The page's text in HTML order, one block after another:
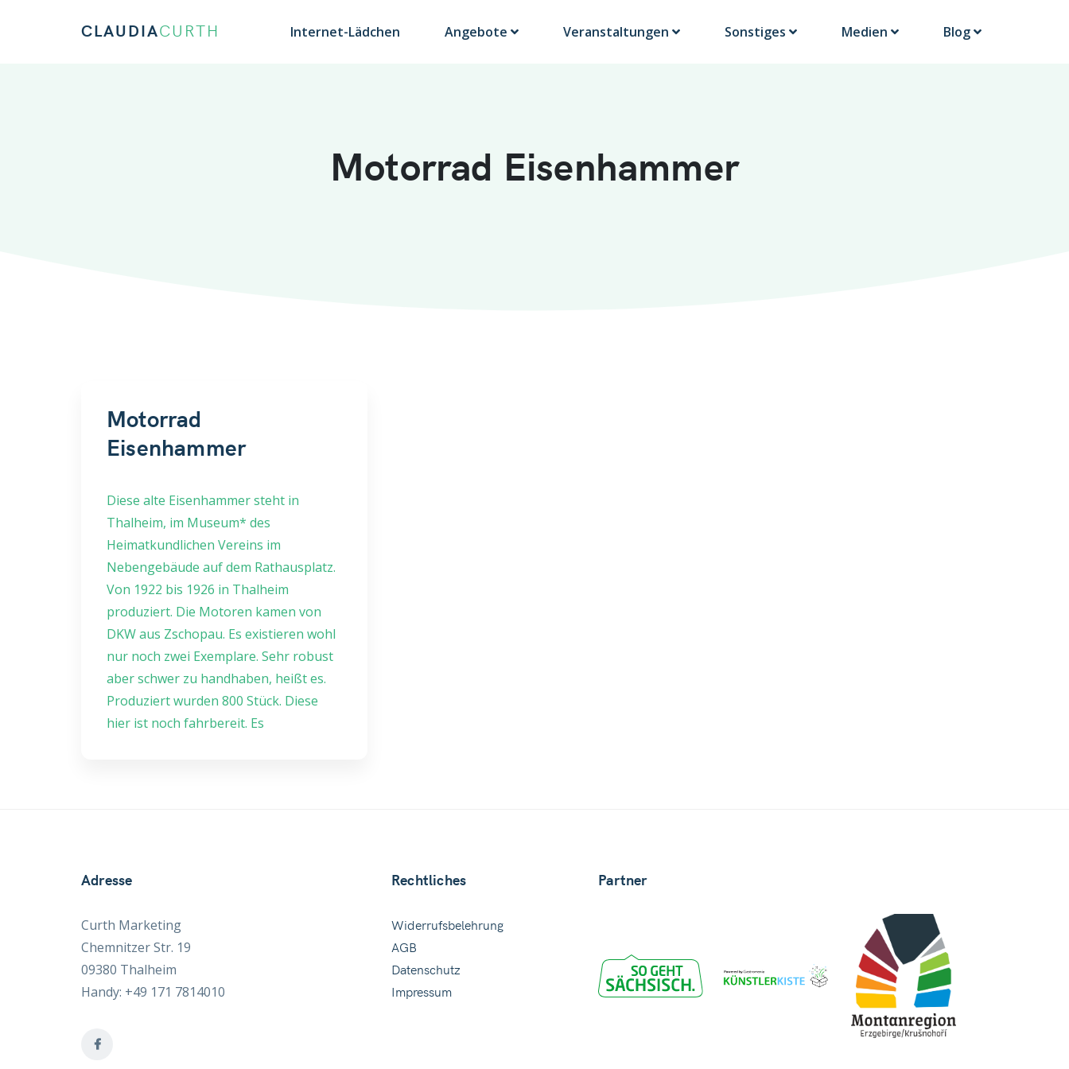
CLAUDIACURTH Internet-Lädchen Angebote Veranstaltungen Sonstiges Medien Blog
Motorrad Eisenhammer
Motorrad
Eisenhammer
Diese alte Eisenhammer steht in
Thalheim, im Museum* des
Heimatkundlichen Vereins im
Nebengebäude auf dem Rathausplatz.
Von 1922 bis 1926 in Thalheim
produziert. Die Motoren kamen von
DKW aus Zschopau. Es existieren wohl
nur noch zwei Exemplare. Sehr robust
aber schwer zu handhaben, heißt es.
Produziert wurden 800 Stück. Diese
hier ist noch fahrbereit. Es
Adresse
Curth Marketing
Chemnitzer Str. 19
09380 Thalheim
Handy: +49 171 7814010
Rechtliches
Widerrufsbelehrung
AGB
Datenschutz
Impressum
Partner